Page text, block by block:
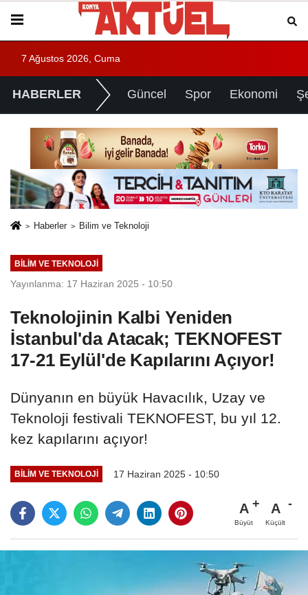
7 Ağustos 2026, Cuma
HABERLER Güncel Spor Ekonomi
Haberler Bilim ve Teknoloji
BILIM VE TEKNOLOJI
Yayınlanma: 17 Haziran 2025 - 10:50
Teknolojinin Kalbi Yeniden
İstanbul'da Atacak; TEKNOFEST
17-21 Eylül'de Kapılarını Açıyor!
Dünyanın en büyük Havacılık, Uzay ve
Teknoloji festivali TEKNOFEST, bu yıl 12.
kez kapılarını açıyor!
BILIM VE TEKNOLOJI 17 Haziran 2025 - 10:50
A
Büyüt
A
Küçült